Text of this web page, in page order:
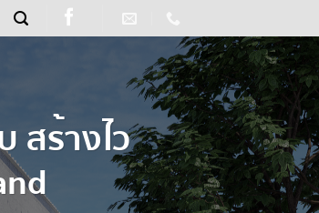
สร้างไว